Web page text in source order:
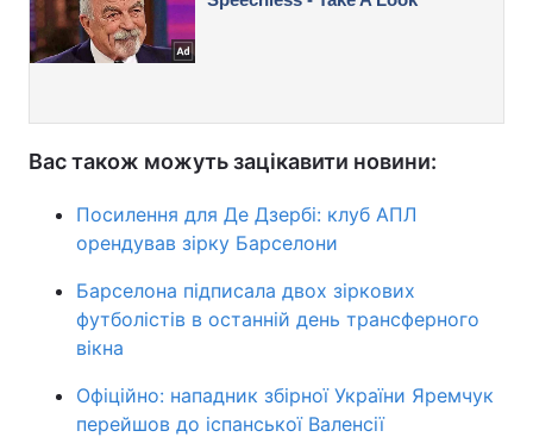
Вас також можуть зацікавити новини:
Посилення для Де Дзербі: клуб АПЛ
орендував зірку Барселони
Барселона підписала двох зіркових
футболістів в останній день трансферного
вікна
Офіційно: нападник збірної України Яремчук
перейшов до іспанської Валенсії